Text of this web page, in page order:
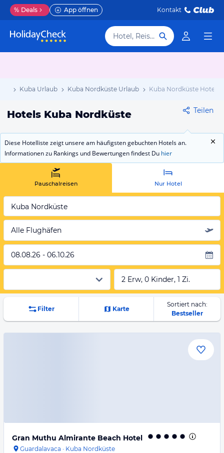
% Deals App öffnen Kontakt
Hotel, Reiseziel
Kuba Urlaub Kuba Nordküste Urlaub Kuba Nordküste Hotels
Hotels Kuba Nordküste Teilen
Diese Hotelliste zeigt unsere am häufigsten gebuchten Hotels an.
Informationen zu Rankings und Bewertungen findest Du hier
Pauschalreisen Nur Hotel
Kuba Nordküste
Alle Flughäfen
08.08.26 - 06.10.26
2 Erw, 0 Kinder, 1 Zi.
Filter Karte
Sortiert nach:
Bestseller
Gran Muthu Almirante Beach Hotel
Guardalavaca · Kuba Nordküste